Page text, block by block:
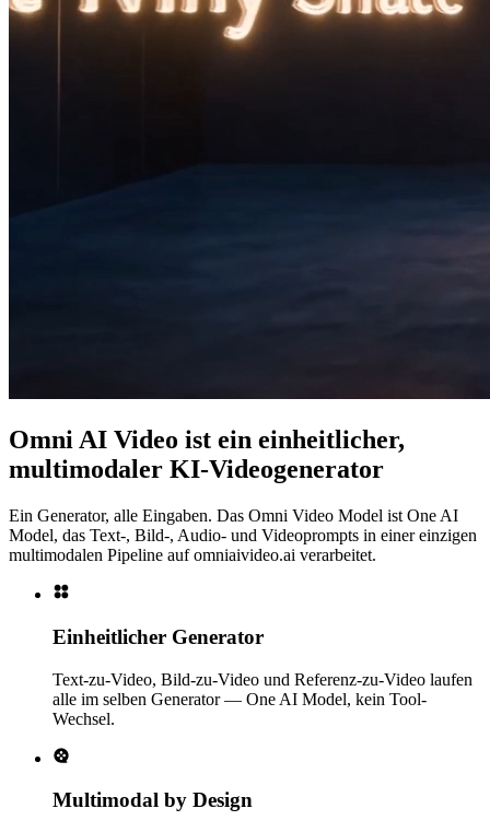
Omni AI Video ist ein einheitlicher,
multimodaler KI-Videogenerator
Ein Generator, alle Eingaben. Das Omni Video Model ist One AI
Model, das Text-, Bild-, Audio- und Videoprompts in einer einzigen
multimodalen Pipeline auf omniaivideo.ai verarbeitet.
Einheitlicher Generator
Text-zu-Video, Bild-zu-Video und Referenz-zu-Video laufen
alle im selben Generator — One AI Model, kein Tool-
Wechsel.
Multimodal by Design